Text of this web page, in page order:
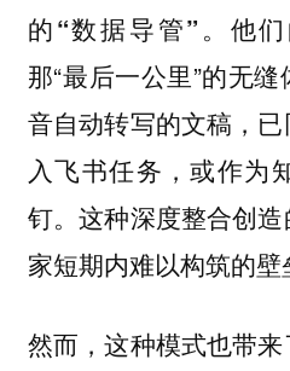
的“数据导管” 。他
那“最后一公里”的无
音自动转写的文稿，
入飞书任务，或作为
钉。这种深度整合创
家短期内难以构筑的壁
然而，这种模式也带